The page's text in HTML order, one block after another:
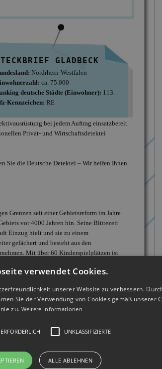
GLADBECK
Nordrhein-Westfalen
ca. 75.000
deutsche Städte (Einwohner): 113.
Kennzeichen: RE
bei jedem Auftrag einsatzbereit.
Privat- und Wirtschaftsdetektei
Sie die Deutsche Detektei – Wir helfen Ihnen
Grenzen seit einer Gebietsreform im Jahre
vor 4000 Jahren hin. Seine Blütezeit
Einzug hielt und sie zu einem
gefächert und besteht aus den
Mit über 60 Kinderspielplätzen ist
zu machen.
BOCHOLT
DUISBURG
HAMM
ISERLOHN
Offizielles Mitglied des
verwendet Cookies.
unserer Website zu verbessern.
Sie der Verwendung von Cookies gemäß unserer
zu. Weitere Informationen
UNKLASSIFIZIERTE
ALLE ABLEHNEN